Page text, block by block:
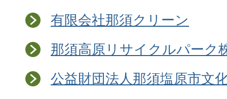
有限会社那須クリーン
那須高原リサイクルパーク
公益財団法人那須塩原市文